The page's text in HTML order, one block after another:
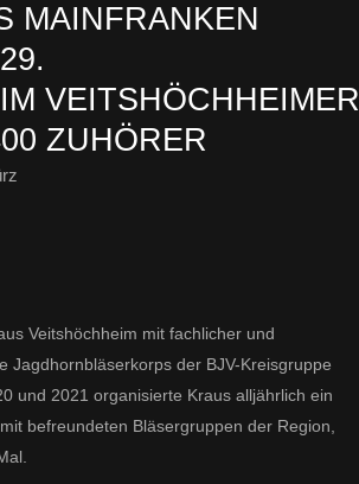
MAINFRANKEN
VEITSHÖCHHEIMER
ZUHÖRER
Veitshöchheim mit fachlicher und
Jagdhornbläserkorps der BJV-Kreisgruppe
und 2021 organisierte Kraus alljährlich ein
befreundeten Bläsergruppen der Region,